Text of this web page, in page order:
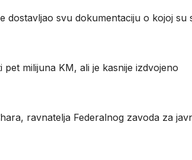
dostavljao svu dokumentaciju o kojoj su
milijuna KM, ali je kasnije izdvojeno
ravnatelja Federalnog zavoda za